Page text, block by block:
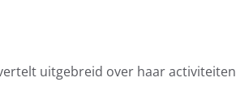
uitgebreid over haar activiteiten